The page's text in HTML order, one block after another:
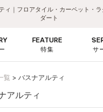
ィ｜フロアタイル・カーペット・
ダート
FEATURE
特集 サ
覧 バスナアルティ
アルティ